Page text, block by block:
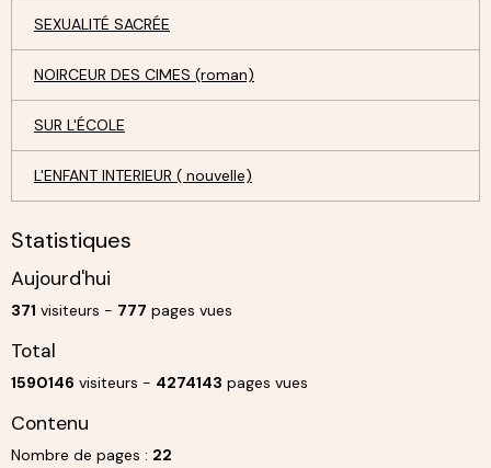
SEXUALITÉ SACRÉE
NOIRCEUR DES CIMES (roman)
SUR L'ÉCOLE
L'ENFANT INTERIEUR ( nouvelle)
Statistiques
Aujourd'hui
371 visiteurs - 777 pages vues
Total
1590146 visiteurs - 4274143 pages vues
Contenu
Nombre de pages : 22